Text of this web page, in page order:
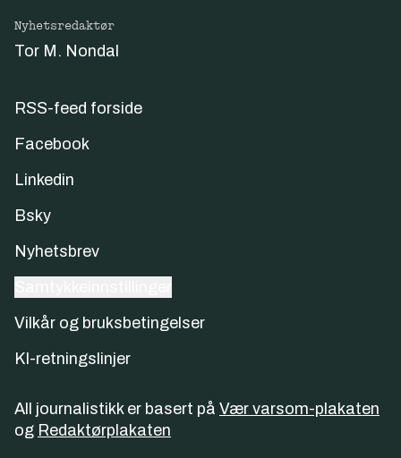
Nyhetsredaktør
Tor M. Nondal
RSS-feed forside
Facebook
Linkedin
Bsky
Nyhetsbrev
Vilkår og bruksbetingelser
KI-retningslinjer
All journalistikk er basert på Vær varsom-plakaten
og Redaktørplakaten